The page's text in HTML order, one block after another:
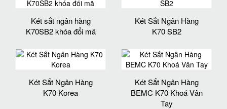
Két sắt ngân hàng
K70SB2 khóa đổi mã
Két Sắt Ngân Hàng
K70 SB2
Két Sắt Ngân Hàng
K70 Korea
Két Sắt Ngân Hàng
BEMC K70 Khoá Vân
Tay